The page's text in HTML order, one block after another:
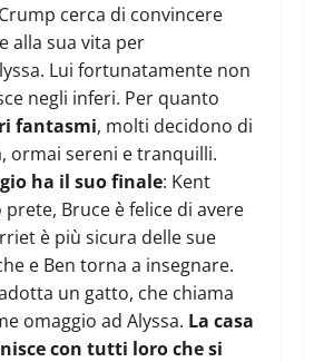
cerca di convincere
alla sua vita per
Lui fortunatamente non
negli inferi. Per quanto
fantasmi, molti decidono di
ormai sereni e tranquilli.
ha il suo finale: Kent
Bruce è felice di avere
è più sicura delle sue
e Ben torna a insegnare.
un gatto, che chiama
omaggio ad Alyssa. La casa
con tutti loro che si